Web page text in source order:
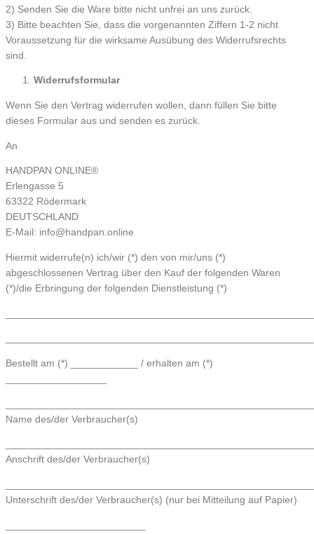
2) Senden Sie die Ware bitte nicht unfrei an uns zurück.
3) Bitte beachten Sie, dass die vorgenannten Ziffern 1-2 nicht
Voraussetzung für die wirksame Ausübung des Widerrufsrechts
sind.
Widerrufsformular
Wenn Sie den Vertrag widerrufen wollen, dann füllen Sie bitte
dieses Formular aus und senden es zurück.
An
HANDPAN ONLINE®
Erlengasse 5
63322 Rödermark
DEUTSCHLAND
E-Mail: info@handpan.online
Hiermit widerrufe(n) ich/wir (*) den von mir/uns (*)
abgeschlossenen Vertrag über den Kauf der folgenden Waren
(*)/die Erbringung der folgenden Dienstleistung (*)
Bestellt am (*) ____________ / erhalten am (*)
Name des/der Verbraucher(s)
Anschrift des/der Verbraucher(s)
Unterschrift des/der Verbraucher(s) (nur bei Mitteilung auf Papier)